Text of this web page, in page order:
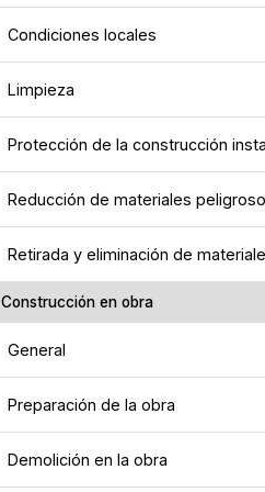
Condiciones locales
Limpieza
Protección de la construcción
Reducción de materiales
Retirada y eliminación de
Construcción en obra
General
Preparación de la obra
Demolición en la obra